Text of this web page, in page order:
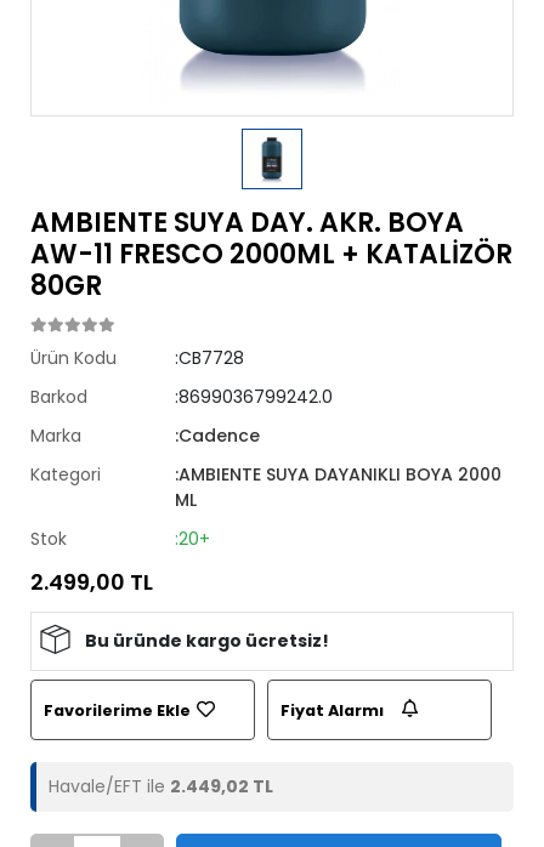
AMBIENTE SUYA DAY. AKR. BOYA
AW-11 FRESCO 2000ML + KATALİZÖR
80GR
Ürün Kodu
:CB7728
Barkod
:8699036799242.0
Marka
:Cadence
Kategori
:AMBIENTE SUYA DAYANIKLI BOYA 2000
ML
Stok
:20+
2.499,00 TL
Bu üründe kargo ücretsiz!
Favorilerime Ekle Fiyat Alarmı
Havale/EFT ile 2.449,02 TL